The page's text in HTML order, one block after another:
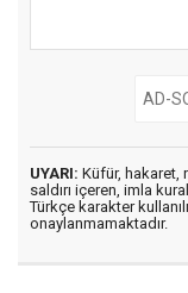
UYARI: Küfür, hakaret,
saldırı içeren, imla
Türkçe karakter
onaylanmamaktadır.